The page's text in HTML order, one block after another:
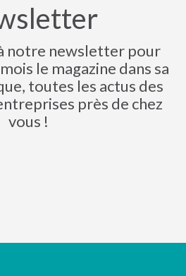
notre newsletter pour
le magazine dans sa
toutes les actus des
près de chez
vous !